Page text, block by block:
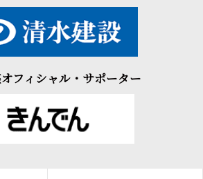
フィシャル・サポーター